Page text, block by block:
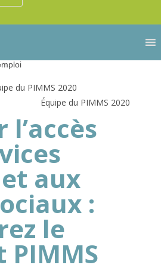
Équipe du PIMMS 2020
aux
:
le
PIMMS